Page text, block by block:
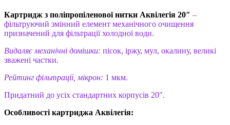
Картридж з поліпропіленової нитки Аквілегія 20″ –
фільтруючий змінний елемент механічного очищення
призначений для фільтрації холодної води.
Видаляє механічні домішки: пісок, іржу, мул, окалину, великі
зважені частки.
Рейтинг фільтрації, мікрон: 1 мкм.
Придатний до усіх стандартних корпусів 20″.
Особливості картриджа Аквілегія: